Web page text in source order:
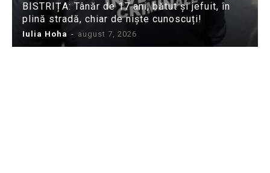
BISTRIȚA: Tânăr de 17 ani, bătut și jefuit, în
plină stradă, chiar de niște cunoscuți!
Iulia Hoha - august 7, 2026